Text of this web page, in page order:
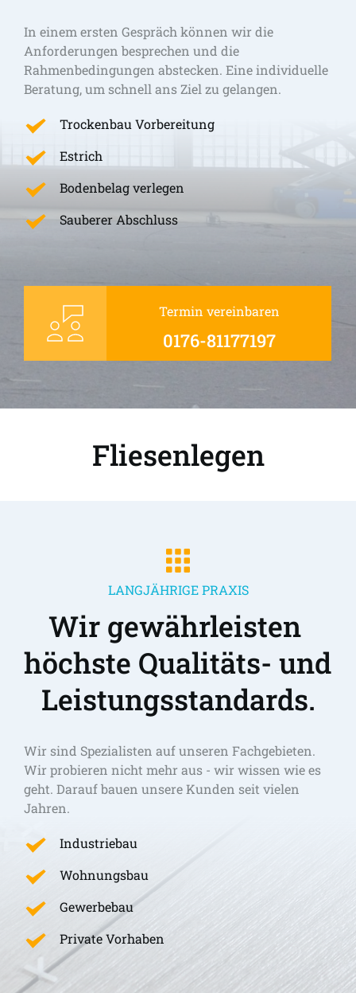
In einem ersten Gespräch können wir die
Anforderungen besprechen und die
Rahmenbedingungen abstecken. Eine individuelle
Beratung, um schnell ans Ziel zu gelangen.
Trockenbau Vorbereitung
Estrich
Bodenbelag verlegen
Sauberer Abschluss
Termin vereinbaren
0176-81177197
Fliesenlegen
LANGJÄHRIGE PRAXIS
Wir gewährleisten
höchste Qualitäts- und
Leistungsstandards.
Wir sind Spezialisten auf unseren Fachgebieten.
Wir probieren nicht mehr aus - wir wissen wie es
geht. Darauf bauen unsere Kunden seit vielen
Jahren.
Industriebau
Wohnungsbau
Gewerbebau
Private Vorhaben